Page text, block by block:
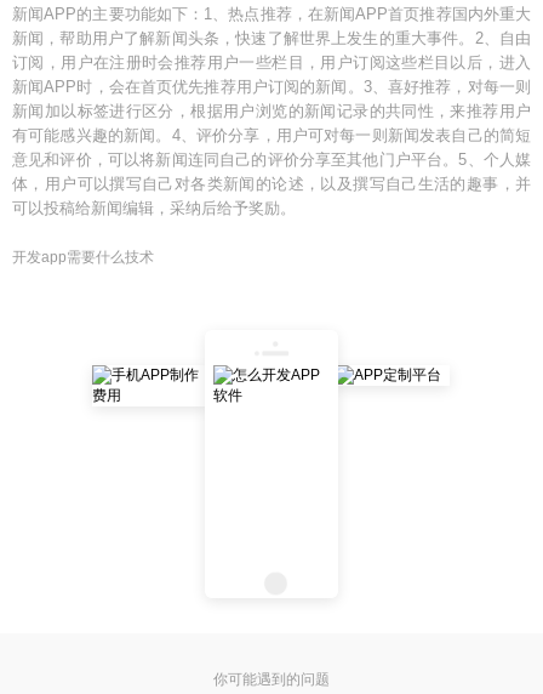
新闻APP的主要功能如下：1、热点推荐，在新闻APP首页推荐国内外重大
新闻，帮助用户了解新闻头条，快速了解世界上发生的重大事件。2、自由
订阅，用户在注册时会推荐用户一些栏目，用户订阅这些栏目以后，进入
新闻APP时，会在首页优先推荐用户订阅的新闻。3、喜好推荐，对每一则
新闻加以标签进行区分，根据用户浏览的新闻记录的共同性，来推荐用户
有可能感兴趣的新闻。4、评价分享，用户可对每一则新闻发表自己的简短
意见和评价，可以将新闻连同自己的评价分享至其他门户平台。5、个人媒
体，用户可以撰写自己对各类新闻的论述，以及撰写自己生活的趣事，并
可以投稿给新闻编辑，采纳后给予奖励。
开发app需要什么技术
你可能遇到的问题